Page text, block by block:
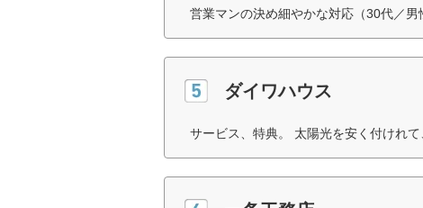
営業マンの決め細やかな対応（30代／男
ダイワハウス
サービス、特典。 太陽光を安く付けれ